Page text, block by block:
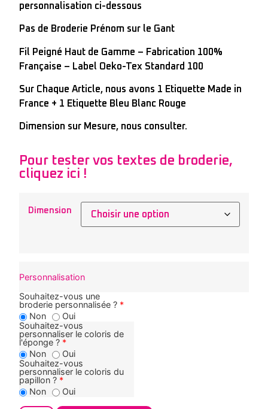
personnalisation ci-dessous
Pas de Broderie Prénom sur le Gant
Fil Peigné Haut de Gamme – Fabrication 100%
Française – Label Oeko-Tex Standard 100
Sur Chaque Article, nous avons 1 Etiquette Made in
France + 1 Etiquette Bleu Blanc Rouge
Dimension sur Mesure, nous consulter.
Pour tester vos textes de broderie,
cliquez ici !
Dimension
Personnalisation
Souhaitez-vous une
broderie personnalisée ? *
Non
Oui
Souhaitez-vous
personnaliser le coloris de
l'éponge ? *
Non
Oui
Souhaitez-vous
personnaliser le coloris du
papillon ? *
Non
Oui